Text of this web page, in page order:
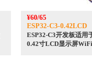
¥60/65
ESP32-C3-0.42LCD
ESP32-C3开发板适
0.42寸LCD显示屏